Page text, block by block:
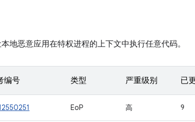
地恶意应用在特权进程的上下文中执行任意代码。
编号 类型 严重级别 已
EoP 高 9